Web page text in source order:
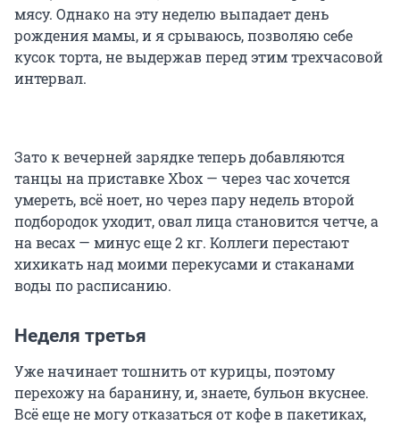
мясу. Однако на эту неделю выпадает день
рождения мамы, и я срываюсь, позволяю себе
кусок торта, не выдержав перед этим трехчасовой
интервал.
Зато к вечерней зарядке теперь добавляются
танцы на приставке Xbox — через час хочется
умереть, всё ноет, но через пару недель второй
подбородок уходит, овал лица становится четче, а
на весах — минус еще 2 кг. Коллеги перестают
хихикать над моими перекусами и стаканами
воды по расписанию.
Неделя третья
Уже начинает тошнить от курицы, поэтому
перехожу на баранину, и, знаете, бульон вкуснее.
Всё еще не могу отказаться от кофе в пакетиках,